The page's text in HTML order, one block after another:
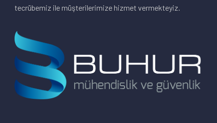
tecrübemiz ile müşterilerimize hizmet vermekteyiz.